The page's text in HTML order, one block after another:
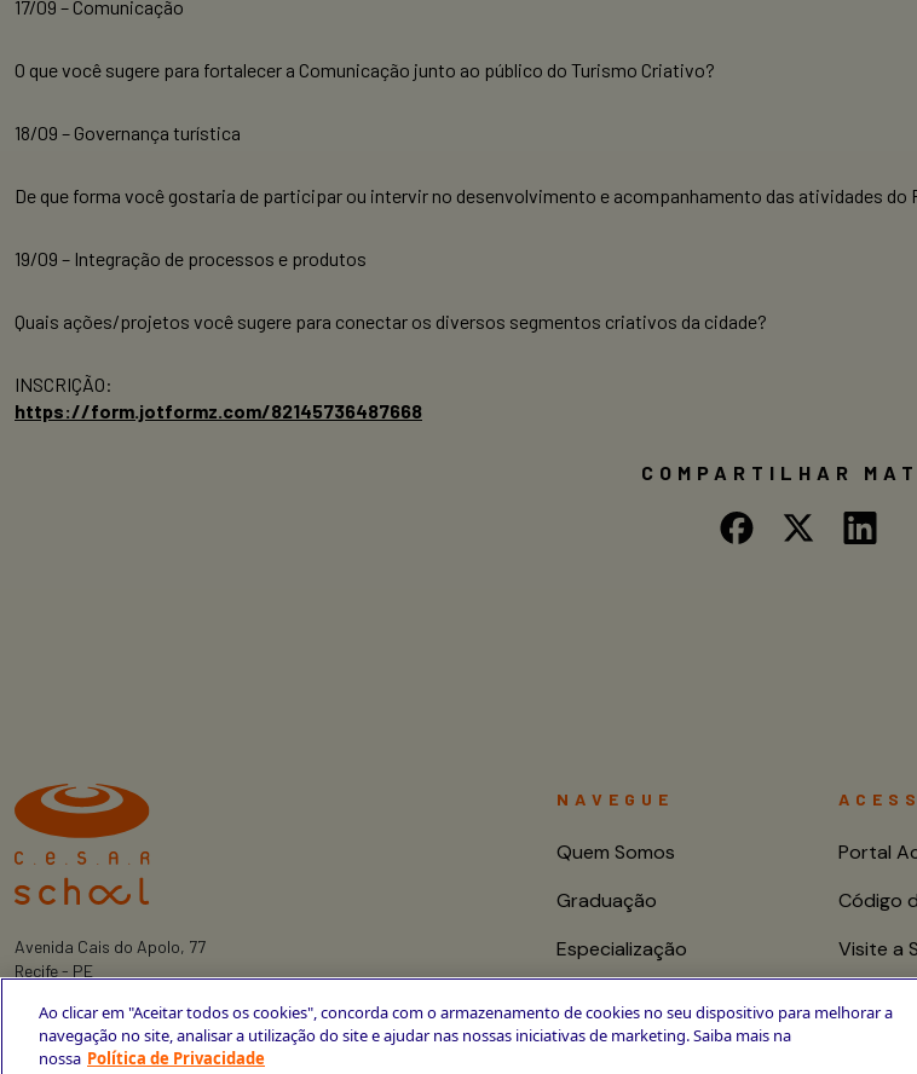
17/09 – Comunicação
O que você sugere para fortalecer a Comunicação junto ao público do Turismo Criativo?
18/09 – Governança turística
De que forma você gostaria de participar ou intervir no desenvolvimento e acompanhamento das atividades do
19/09 – Integração de processos e produtos
Quais ações/projetos você sugere para conectar os diversos segmentos criativos da cidade?
INSCRIÇÃO:
https://form.jotformz.com/82145736487668
COMPARTILHAR
Avenida Cais do Apolo, 77
Recife - PE
+55 81 3419-6700
NAVEGUE
Quem Somos
Graduação
Especialização
Cursos de Curta
Portal
Código
Visite a
Ao clicar em "Aceitar todos os cookies", concorda com o armazenamento de cookies no seu dispositivo para melhorar a
navegação no site, analisar a utilização do site e ajudar nas nossas iniciativas de marketing. Saiba mais na
nossa Política de Privacidade